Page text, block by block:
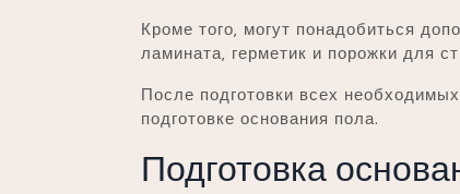
Кроме того‚ могут понадобиться
ламината‚ герметик и порожки для
После подготовки всех
подготовке основания пола.
Подготовка